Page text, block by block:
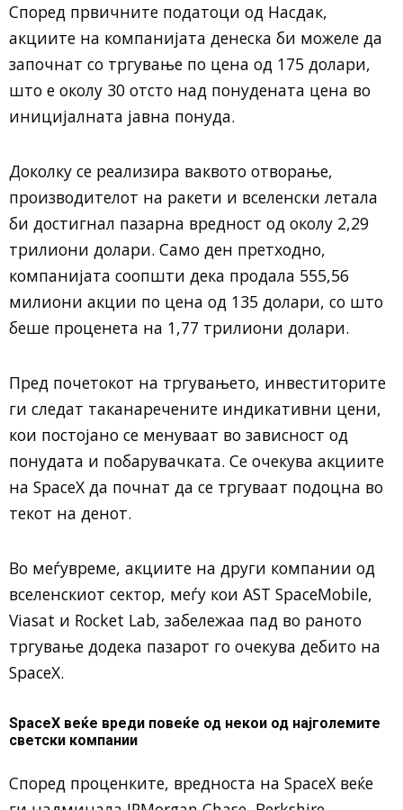
Според првичните податоци од Насдак,
акциите на компанијата денеска би можеле да
започнат со тргување по цена од 175 долари,
што е околу 30 отсто над понудената цена во
иницијалната јавна понуда.
Доколку се реализира ваквото отворање,
производителот на ракети и вселенски летала
би достигнал пазарна вредност од околу 2,29
трилиони долари. Само ден претходно,
компанијата соопшти дека продала 555,56
милиони акции по цена од 135 долари, со што
беше проценета на 1,77 трилиони долари.
Пред почетокот на тргувањето, инвеститорите
ги следат таканаречените индикативни цени,
кои постојано се менуваат во зависност од
понудата и побарувачката. Се очекува акциите
на SpaceX да почнат да се тргуваат подоцна во
текот на денот.
Во меѓувреме, акциите на други компании од
вселенскиот сектор, меѓу кои AST SpaceMobile,
Viasat и Rocket Lab, забележаа пад во раното
тргување додека пазарот го очекува дебито на
SpaceX.
SpaceX веќе вреди повеќе од некои од најголемите
светски компании
Според проценките, вредноста на SpaceX веќе